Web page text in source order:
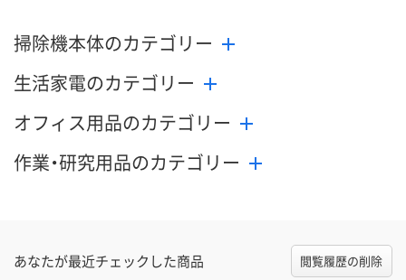
掃除機本体のカテゴリー
生活家電のカテゴリー
オフィス用品のカテゴリー
作業・研究用品のカテゴリー
あなたが最近チェックした商品 閲覧履歴の削除